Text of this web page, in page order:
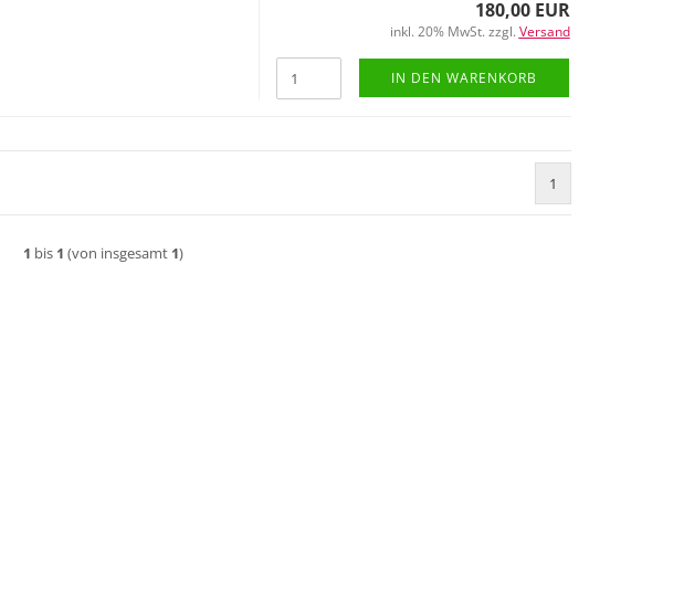
180,00 EUR
inkl. 20% MwSt. zzgl. Versand
IN DEN WARENKORB
1
1 bis 1 (von insgesamt 1)